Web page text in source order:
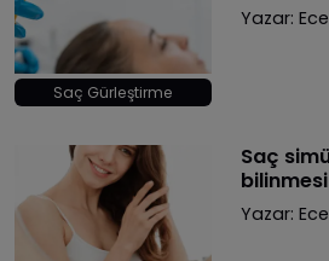
Saç Gürleştirme
Yazar:
Saç
Yazar: